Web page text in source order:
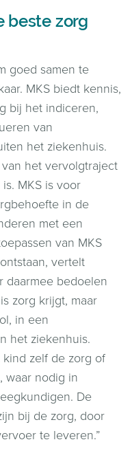
beste zorg
goed samen te
MKS biedt kennis,
bij het indiceren,
van
het ziekenhuis.
het vervolgtraject
MKS is voor
in de
met een
van MKS
vertelt
daarmee bedoelen
zorg krijgt, maar
in een
het ziekenhuis.
zelf de zorg of
waar nodig in
De
bij de zorg, door
te leveren.”